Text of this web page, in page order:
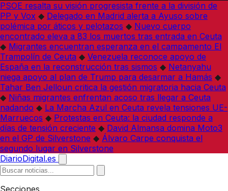
PSOE resalta su visión progresista frente a la división de
PP y Vox ◆ Delegado en Madrid alerta a Ayuso sobre
polémica por áticos y pelotazos ◆ Nuevo cuerpo
encontrado eleva a 83 los muertos tras entrada en Ceuta
◆ Migrantes encuentran esperanza en el campamento El
Trampolín de Ceuta ◆ Venezuela reconoce apoyo de
España en la reconstrucción tras sismos ◆ Netanyahu
niega apoyo al plan de Trump para desarmar a Hamás ◆
Tahar Ben Jelloun critica la gestión migratoria hacia Ceuta
◆ Niñas migrantes enfrentan acoso tras llegar a Ceuta
nadando ◆ La Marcha Azul en Ceuta revela tensiones UE-
Marruecos ◆ Protestas en Ceuta: la ciudad responde a
días de tensión creciente ◆ David Almansa domina Moto3
en el GP de Silverstone ◆ Álvaro Carpe conquista el
segundo lugar en Silverstone
DiarioDigital.es
Secciones